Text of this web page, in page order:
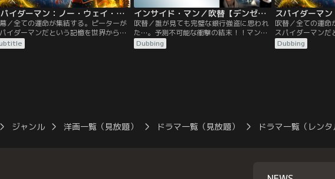
スパイダーマン：ノー・ウェイ・ホーム／字幕
／全ての運命が集結する。ピーターが
イダーマンだという記憶を世界から消
めに、危険な呪文を唱えたドクター・
レンジ。その結果、このユニバース
インサイド・マン／吹替【デンゼル・ワシントン＋クライブ・オーウェン】【スパイク・リー監督】
吹替／誰が見ても完璧な銀行強盗に思われ
た…。予測不可能な衝撃の結末！！マンハ
ッタンの銀行で強盗事件が発生！頭脳明晰
な犯人グループのリーダー、ダルトンは人
Dubbing
吹替／全ての運命
スパイダーマンだ
すために、危険な
ストレンジ。その
Dubbing
ジャンル 洋画一覧（見放題） ドラマ一覧（見放題） ドラマ一覧（レン